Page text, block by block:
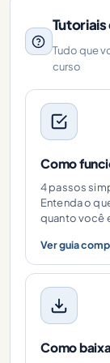
Tudo que
curso
Como
4 passos
Entenda o
quanto você
Ver guia
Como